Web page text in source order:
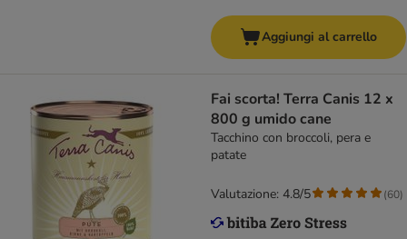
Aggiungi al carrello
Fai scorta! Terra Canis 12 x
800 g umido cane
Tacchino con broccoli, pera e
patate
Valutazione: 4.8/5 (60)